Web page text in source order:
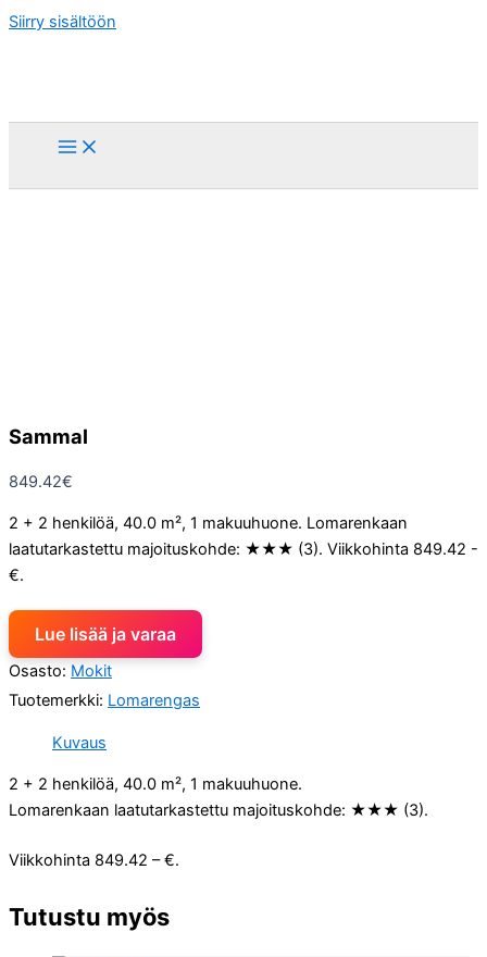
Siirry sisältöön
Sammal
849.42€
2 + 2 henkilöä, 40.0 m², 1 makuuhuone. Lomarenkaan
laatutarkastettu majoituskohde: ★★★ (3). Viikkohinta 849.42 -
€.
Lue lisää ja varaa
Osasto: Mokit
Tuotemerkki: Lomarengas
Kuvaus
2 + 2 henkilöä, 40.0 m², 1 makuuhuone.
Lomarenkaan laatutarkastettu majoituskohde: ★★★ (3).
Viikkohinta 849.42 – €.
Tutustu myös